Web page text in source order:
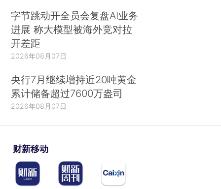
字节跳动开全员会复盘AI业务
进展 称大模型被海外竞对拉
开差距
2026年08月07日
央行7月继续增持近20吨黄金
累计储备超过7600万盎司
2026年08月07日
财新移动